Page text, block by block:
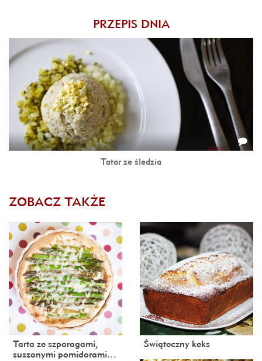
PRZEPIS DNIA
Tatar ze śledzia
ZOBACZ TAKŻE
Tarta ze szparagami,
suszonymi pomidorami…
Świąteczny keks